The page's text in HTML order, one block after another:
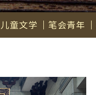
儿童文学 笔会青年